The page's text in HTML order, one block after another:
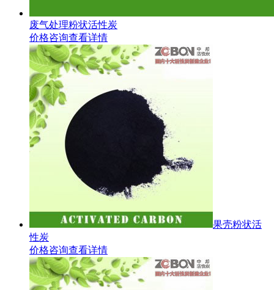
废气处理粉状活性炭
价格咨询查看详情
果壳粉状活
性炭
价格咨询查看详情